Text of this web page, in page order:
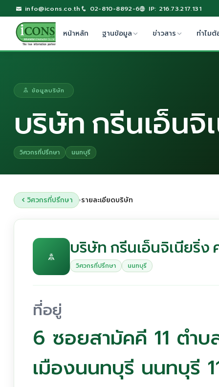
info@icons.co.th 02-810-8892-6 IP: 216.73.217.131
หน้าหลัก ฐานข้อมูล ข่าวสาร ทำไมต้
ข้อมูลบริษัท
บริษัท กรีนเอ็น
วิศวกรที่ปรึกษา นนทบุรี
วิศวกรที่ปรึกษา ›รายละเอียดบริษัท
บริษัท กรีนเอ็นจิเนียริ่
วิศวกรที่ปรึกษา นนทบุรี
ที่อยู่
6 ซอยสามัคคี 11 ตำบ
เมืองนนทบุรี นนทบุรี